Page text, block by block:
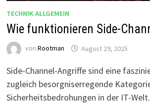
TECHNIK ALLGEMEIN
Wie funktionieren Side-
von Rootman August 29, 2025
Side-Channel-Angriffe sind eine
zugleich besorgniserregende
Sicherheitsbedrohungen in der IT-